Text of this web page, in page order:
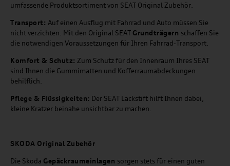
umfassende Produktsortiment von SEAT Original Zubehör.
Transport: Auf einen Ausflug mit Fahrrad und Auto müssen Sie
nicht verzichten. Mit den Original SEAT Grundträgern schaffen Sie
die notwendigen Voraussetzungen für Ihren Fahrrad-Transport.
Komfort & Schutz: Zum Schutz für den Innenraum Ihres SEAT
sind Ihnen die Gummimatten und Kofferraumabdeckungen
behilflich.
Pflege & Flüssigkeiten: Der SEAT Lackstift hilft Ihnen dabei,
kleine Kratzer beinahe unsichtbar zu machen.
SKODA Original Zubehör
Die Skoda Gepäckraumeinlagen sorgen stets für einen guten